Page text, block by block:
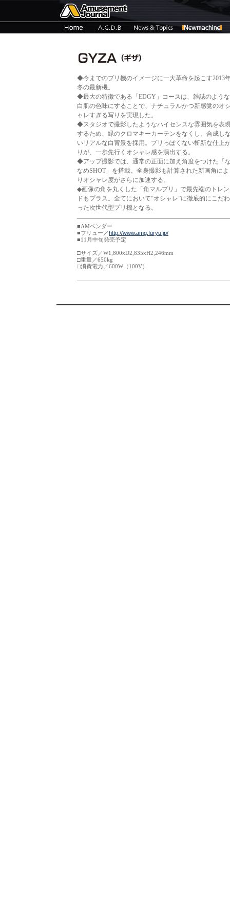
◆今までのプリ機のイメージに一大革命を起こす2013
冬の最新機。
◆最大の特徴である「EDGY」コースは、雑誌のような
白肌の色味にすることで、ナチュラルかつ新感覚のオ
ャレすぎる写りを実現した。
◆スタジオで撮影したようなハイセンスな雰囲気を表
するため、緑のクロマキーカーテンをなくし、合成し
いリアルな白背景を採用。プリっぽくない斬新な仕上
りが、一歩先行くオシャレ感を演出する。
◆アップ撮影では、通常の正面に加え角度をつけた「
なめSHOT」を搭載。全身撮影も計算された新画角によ
りオシャレ度がさらに加速する。
◆画像の角を丸くした「角マルプリ」で最先端のトレン
ドもプラス。全てにおいて“オシャレ”に徹底的にこだわ
った次世代型プリ機となる。
■AMベンダー
■フリュー／http://www.amg.furyu.jp/
■11月中旬発売予定
□サイズ／W1,800xD2,835xH2,246mm
□重量／650kg
□消費電力／600W（100V）